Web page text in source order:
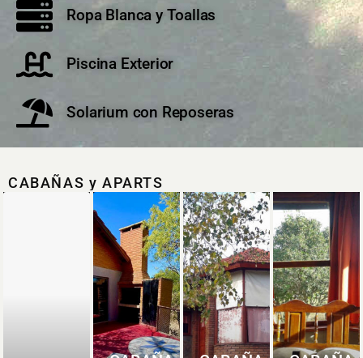
Ropa Blanca y Toallas
Piscina Exterior
Solarium con Reposeras
CABAÑAS y APARTS